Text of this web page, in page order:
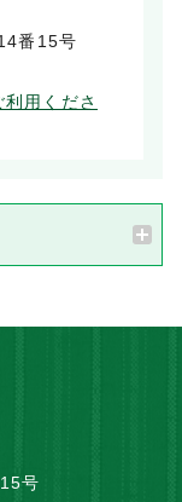
番15号
用くださ
号